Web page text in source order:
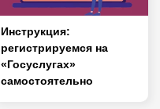
Инструкция:
регистрируемся на
«Госуслугах»
самостоятельно